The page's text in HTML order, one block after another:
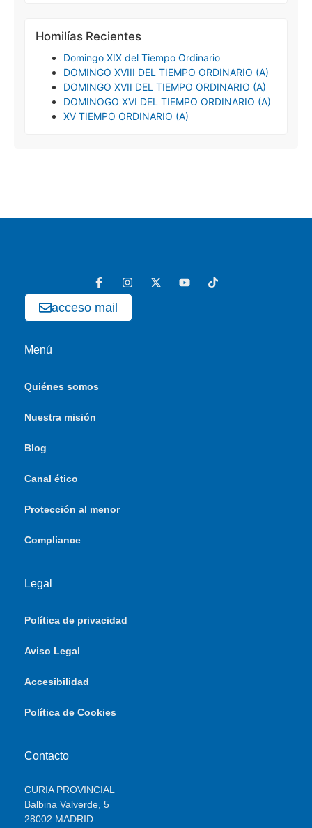
Homilías Recientes
Domingo XIX del Tiempo Ordinario
DOMINGO XVIII DEL TIEMPO ORDINARIO (A)
DOMINGO XVII DEL TIEMPO ORDINARIO (A)
DOMINOGO XVI DEL TIEMPO ORDINARIO (A)
XV TIEMPO ORDINARIO (A)
acceso mail
Menú
Quiénes somos
Nuestra misión
Blog
Canal ético
Protección al menor
Compliance
Legal
Política de privacidad
Aviso Legal
Accesibilidad
Política de Cookies
Contacto
CURIA PROVINCIAL
Balbina Valverde, 5
28002 MADRID